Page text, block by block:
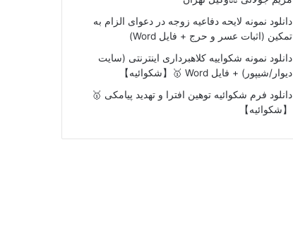
دانلود نمونه لایحه دفاعیه زوجه در دعوای الزام به
تمکین (اثبات عسر و حرج + فایل Word)
دانلود نمونه شکواییه کلاهبرداری اینترنتی (سایت
دیوار/شیپور) + فایل Word 🥇【شکوائیه】
دانلود فرم شکوائیه توهین افترا و تهدید پیامکی 🥇
【شکوائیه】